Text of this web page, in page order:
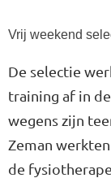
Vrij weekend
De selectie
training af in
wegens zijn
Zeman
de